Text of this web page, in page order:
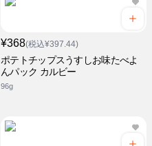
¥368(税込¥397.44)
ポテトチップスうすしお味たべよ
んパック カルビー
96g